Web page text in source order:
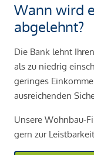
Wann wird
abgelehnt?
Die Bank lehnt
als zu niedrig
geringes
ausreichenden
Unsere Wohnbau-
gern zur